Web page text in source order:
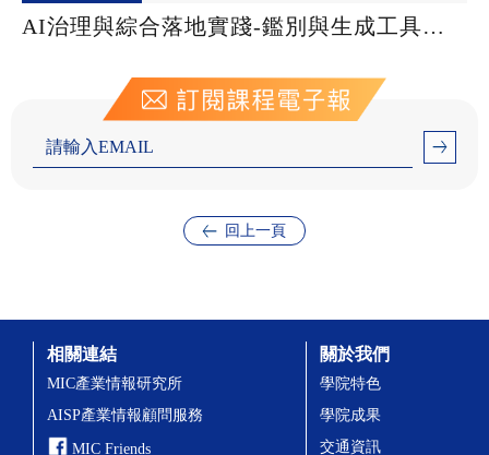
AI治理與綜合落地實踐-鑑別與生成工具雙
回上一頁
相關連結
MIC產業情報研究所
AISP產業情報顧問服務
MIC Friends
關於我們
學院特色
學院成果
交通資訊